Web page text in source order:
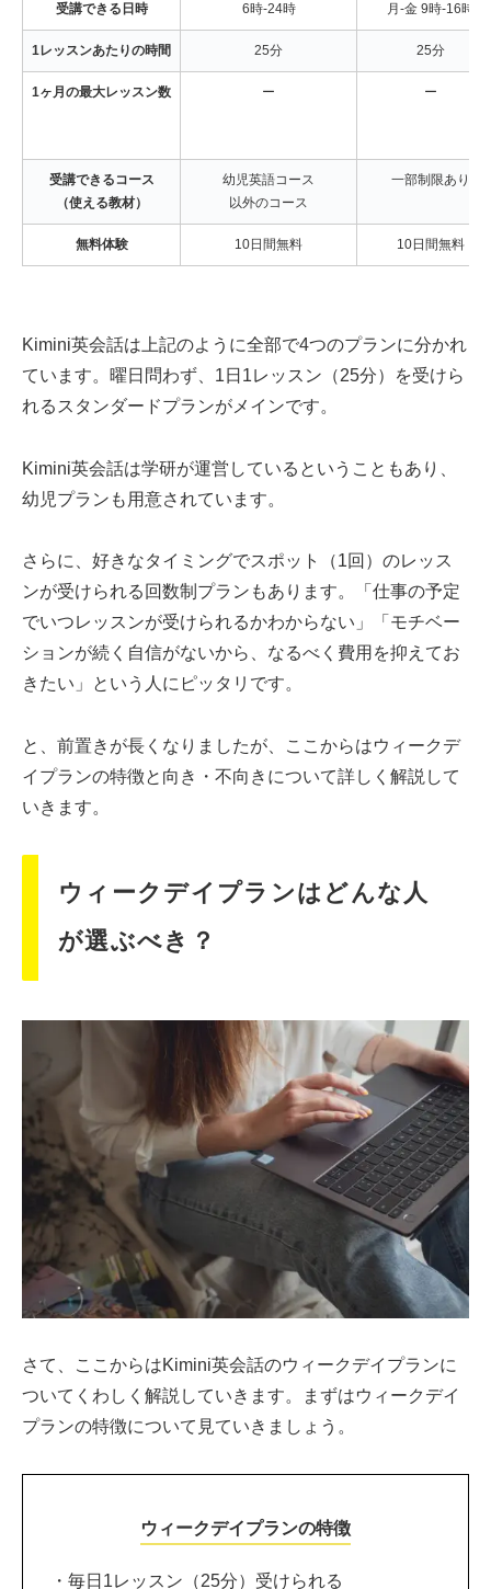
受講できる日時 6時-24時 月-金 9時-16時
1レッスンあたりの時間 25分 25分
1ヶ月の最大レッスン数 ー ー
受講できるコース
（使える教材）
幼児英語コース
以外のコース
一部制限あり
無料体験 10日間無料 10日間無料
Kimini英会話は上記のように全部で4つのプランに分かれ
ています。曜日問わず、1日1レッスン（25分）を受けら
れるスタンダードプランがメインです。
Kimini英会話は学研が運営しているということもあり、
幼児プランも用意されています。
さらに、好きなタイミングでスポット（1回）のレッス
ンが受けられる回数制プランもあります。「仕事の予定
でいつレッスンが受けられるかわからない」「モチベー
ションが続く自信がないから、なるべく費用を抑えてお
きたい」という人にピッタリです。
と、前置きが長くなりましたが、ここからはウィークデ
イプランの特徴と向き・不向きについて詳しく解説して
いきます。
ウィークデイプランはどんな人
が選ぶべき？
さて、ここからはKimini英会話のウィークデイプランに
ついてくわしく解説していきます。まずはウィークデイ
プランの特徴について見ていきましょう。
ウィークデイプランの特徴
・毎日1レッスン（25分）受けられる